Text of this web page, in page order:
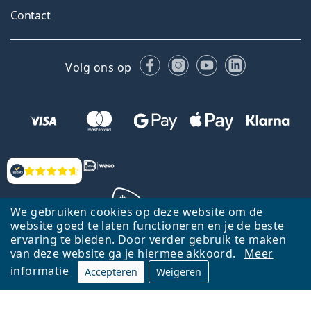
We gebruiken cookies op deze website om de
website goed te laten functioneren en je de beste
ervaring te bieden. Door verder gebruik te maken
van deze website ga je hiermee akkoord.
Meer
informatie
Accepteren Weigeren
Beoordelingen
Contact
Volg ons op FacebookInstagram
YouTubeLinkedIn
Terug naar de homepagina
Ga omhoog
Lentiamo.nl is eigendom van en wordt beheerd door Lentiamo s.r.o.,
Tsjechië
Hier al 18 jaar voor jou.